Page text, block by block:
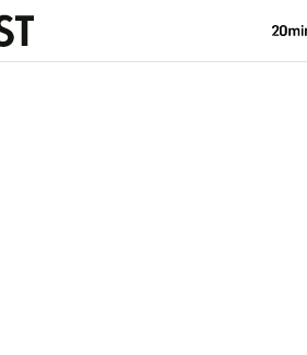
Volver